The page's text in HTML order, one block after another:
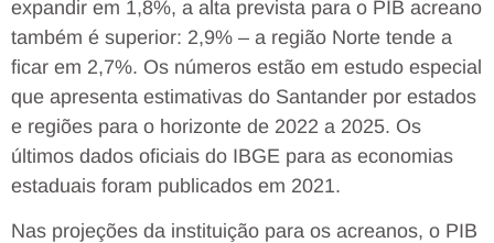
expandir em 1,8%, a alta prevista para o PIB acreano
também é superior: 2,9% – a região Norte tende a
ficar em 2,7%. Os números estão em estudo especial
que apresenta estimativas do Santander por estados
e regiões para o horizonte de 2022 a 2025. Os
últimos dados oficiais do IBGE para as economias
estaduais foram publicados em 2021.
Nas projeções da instituição para os acreanos, o PIB